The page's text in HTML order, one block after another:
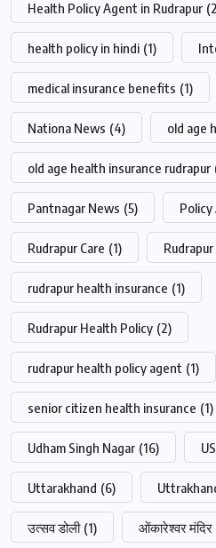
Health Policy Agent in Rudrapur
health policy in hindi (1)
medical insurance benefits (1)
Nationa News (4) old age
old age health insurance rudrapur
Pantnagar News (5)
Rudrapur Care (1)
rudrapur health insurance (1)
Rudrapur Health Policy (2)
rudrapur health policy agent (1)
senior citizen health insurance (1)
Udham Singh Nagar (16)
Uttarakhand (6)
उत्सव डोली (1) ओंकारेश्वर मंदिर